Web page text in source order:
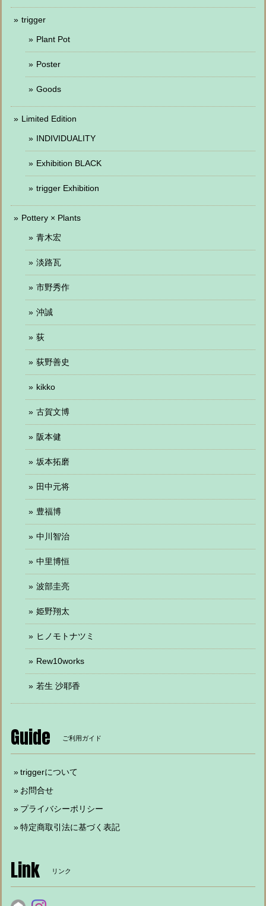
trigger
Plant Pot
Poster
Goods
Limited Edition
INDIVIDUALITY
Exhibition BLACK
trigger Exhibition
Pottery × Plants
青木宏
淡路瓦
市野秀作
沖誠
荻
荻野善史
kikko
古賀文博
阪本健
坂本拓磨
田中元将
豊福博
中川智治
中里博恒
波部圭亮
姫野翔太
ヒノモトナツミ
Rew10works
若生 沙耶香
Guide ご利用ガイド
triggerについて
お問合せ
プライバシーポリシー
特定商取引法に基づく表記
Link リンク